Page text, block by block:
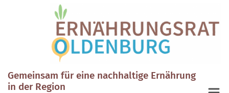
Gemeinsam für eine nachhaltige Ernährung
in der Region